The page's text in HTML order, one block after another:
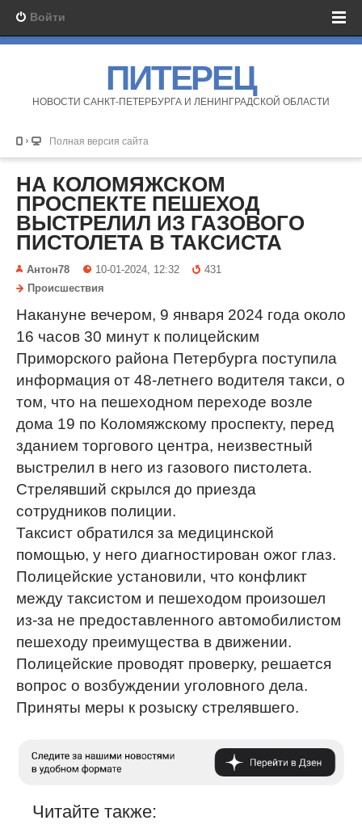
Войти
ПИТЕРЕЦ
НОВОСТИ САНКТ-ПЕТЕРБУРГА И ЛЕНИНГРАДСКОЙ ОБЛАСТИ
Полная версия сайта
НА КОЛОМЯЖСКОМ
ПРОСПЕКТЕ ПЕШЕХОД
ВЫСТРЕЛИЛ ИЗ ГАЗОВОГО
ПИСТОЛЕТА В ТАКСИСТА
Антон78 10-01-2024, 12:32
431
Происшествия
Накануне вечером, 9 января 2024 года около
16 часов 30 минут к полицейским
Приморского района Петербурга поступила
информация от 48-летнего водителя такси, о
том, что на пешеходном переходе возле
дома 19 по Коломяжскому проспекту, перед
зданием торгового центра, неизвестный
выстрелил в него из газового пистолета.
Стрелявший скрылся до приезда
сотрудников полиции.
Таксист обратился за медицинской
помощью, у него диагностирован ожог глаз.
Полицейские установили, что конфликт
между таксистом и пешеходом произошел
из-за не предоставленного автомобилистом
пешеходу преимущества в движении.
Полицейские проводят проверку, решается
вопрос о возбуждении уголовного дела.
Приняты меры к розыску стрелявшего.
Читайте также: